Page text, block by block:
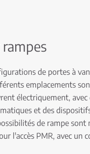
de portes à
emplacements
électriquement, avec
et des
de rampe sont
l'accès PMR, avec un